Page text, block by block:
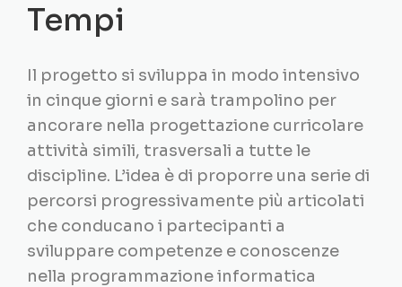
Tempi
Il progetto si sviluppa in modo intensivo
in cinque giorni e sarà trampolino per
ancorare nella progettazione curricolare
attività simili, trasversali a tutte le
discipline. L’idea è di proporre una serie di
percorsi progressivamente più articolati
che conducano i partecipanti a
sviluppare competenze e conoscenze
nella programmazione informatica